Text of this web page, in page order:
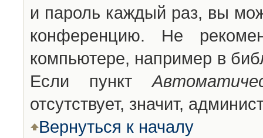
и пароль каждый раз, вы
конференцию. Не
компьютере, например в
Если пункт
отсутствует, значит,
Вернуться к началу